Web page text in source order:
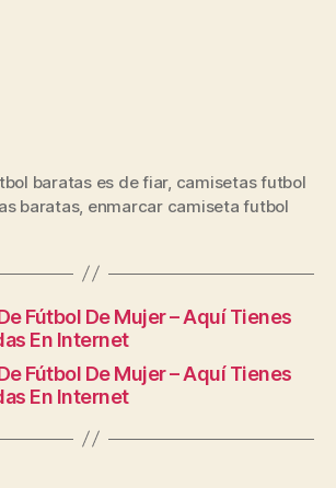
baratas es de fiar, camisetas futbol
baratas, enmarcar camiseta futbol
Fútbol De Mujer – Aquí Tienes
En Internet
Fútbol De Mujer – Aquí Tienes
En Internet